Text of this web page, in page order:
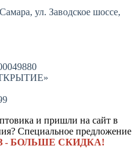
ул. Заводское шоссе,
и пришли на сайт в
Специальное предложение
- БОЛЬШЕ СКИДКА!